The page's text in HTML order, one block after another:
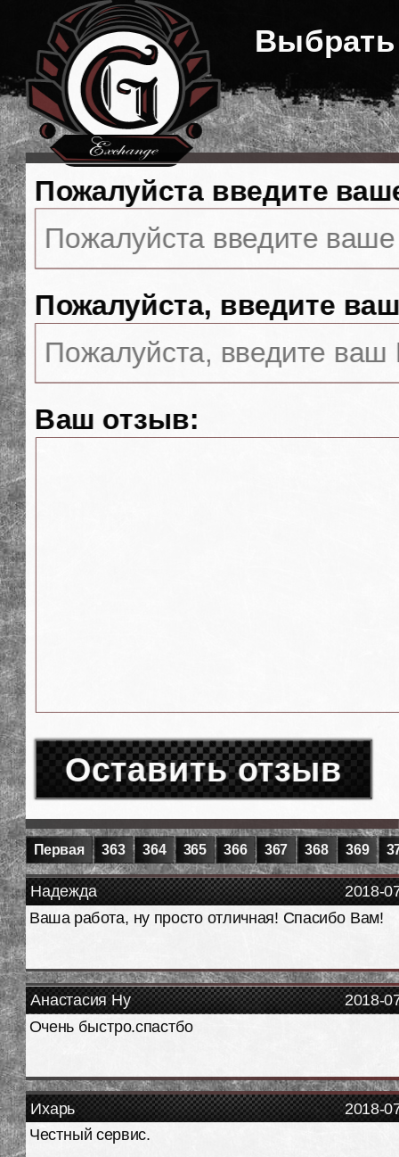
Пожалуйста введите
Пожалуйста, введите
Ваш отзыв:
Оставить отзыв
Первая 363 364 365 366 367 368 369
2018-
Надежда
Ваша работа, ну просто отличная! Спасибо Вам!
2018-
Анастасия Ну
Очень быстро.спастбо
2018-
Ихарь
Честный сервис.